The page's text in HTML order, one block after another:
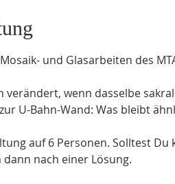
und Glasarbeiten des
verändert, wenn dasselbe
U-Bahn-Wand: Was bleibt
auf 6 Personen. Solltest
nach einer Lösung.